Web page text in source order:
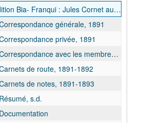
Bia- Franqui : Jules Cornet au Katanga
générale, 1891
privée, 1891
avec les membres de l'expédition, 1892
de route, 1891-1892
de notes, 1891-1893
s.d.